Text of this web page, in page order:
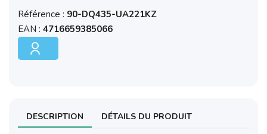
Référence : 90-DQ435-UA221KZ
EAN : 4716659385066
DESCRIPTION DÉTAILS DU PRODUIT